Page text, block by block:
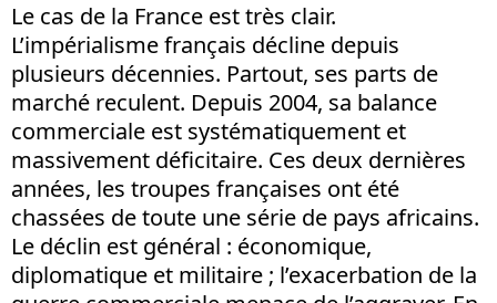
Le cas de la France est très clair.
L’impérialisme français décline depuis
plusieurs décennies. Partout, ses parts de
marché reculent. Depuis 2004, sa balance
commerciale est systématiquement et
massivement déficitaire. Ces deux dernières
années, les troupes françaises ont été
chassées de toute une série de pays africains.
Le déclin est général : économique,
diplomatique et militaire ; l’exacerbation de la